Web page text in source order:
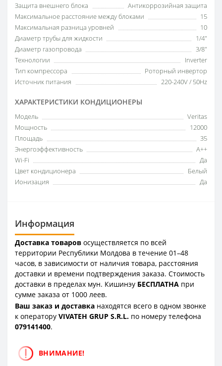
Защита внешнего блока
Антикоррозийная защита
Максимальное расстояние между блоками
15
Максимальная разница уровней
10
Диаметр трубы для жидкости
1/4"
Диаметр газопровода
3/8"
Технологии
Inverter
Тип компрессора
Роторный инвертор
Источник питания
220-240V / 50Hz
ХАРАКТЕРИСТИКИ КОНДИЦИОНЕРЫ
Модель
Veritas
Мощность
12000
Площадь
35
Энергоэффективность
A++
Wi-Fi
Да
Цвет кондиционера
Белый
Ионизация
Да
Информация
Доставка товаров осуществляется по всей
территории Республики Молдова в течение 01–48
часов, в зависимости от наличия товара, расстояния
доставки и времени подтверждения заказа. Стоимость
доставки в пределах мун. Кишинэу БЕСПЛАТНА при
сумме заказа от 1000 леев.
Ваш заказ и доставка находятся всего в одном звонке
к оператору VIVATEH GRUP S.R.L. по номеру телефона
079141400.
ВНИМАНИЕ!